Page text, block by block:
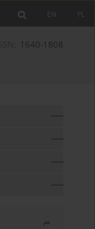
PL
EN
1640-1808